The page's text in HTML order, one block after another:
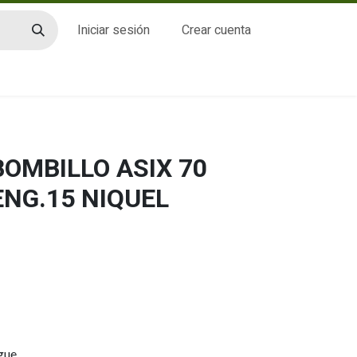
Iniciar sesión Crear cuenta
ASIX 70
NIQUEL